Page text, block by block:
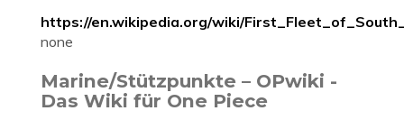
https://en.wikipedia.org/wiki/
none
Marine/Stützpunkte – OPwiki -
Das Wiki für One Piece